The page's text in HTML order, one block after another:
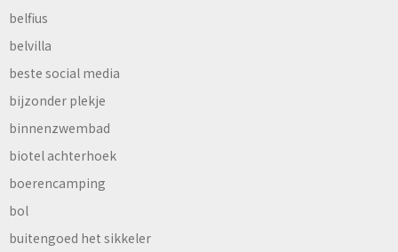
belfius
belvilla
beste social media
bijzonder plekje
binnenzwembad
biotel achterhoek
boerencamping
bol
buitengoed het sikkeler